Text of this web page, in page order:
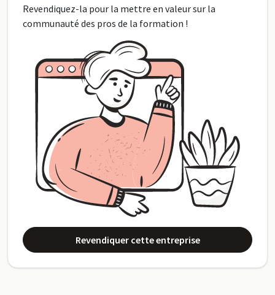
Revendiquez-la pour la mettre en valeur sur la
communauté des pros de la formation !
Revendiquer cette entreprise